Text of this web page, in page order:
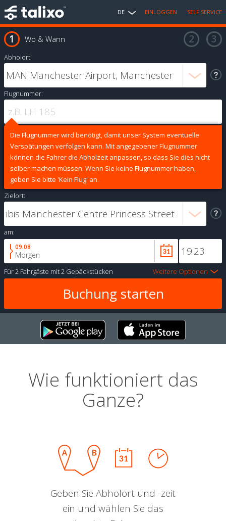
DE EINLOGGEN SELF SERVICE
Wo & Wann
Abholort:
Flugnummer:
Die Flugnummer wird benötigt, damit unser System eventuelle
Verspätungen verfolgen kann. Mit angegebener Flugnummer
können die Fahrer die Abholzeit anpassen, so dass Sie dies nicht
selber machen müssen. Wenn Sie keine Flugnummer haben,
geben Sie bitte 'Kein Flug' an.
Zielort:
am:
09.08
Morgen
Für2 Fahrgäste mit2 Gepäckstücken Weitere Optionen
Wie funktioniert das
Ganze?
Geben Sie Abholort und -zeit
ein und wählen Sie das